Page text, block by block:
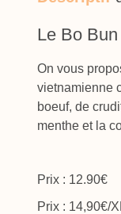
Le Bo Bun
On vous
vietnamienne
boeuf, de
menthe et la
Prix : 12.90€
Prix : 14,90€/